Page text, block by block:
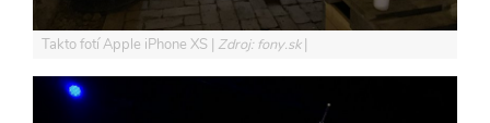
Takto fotí Apple iPhone XS Zdroj: fony.sk